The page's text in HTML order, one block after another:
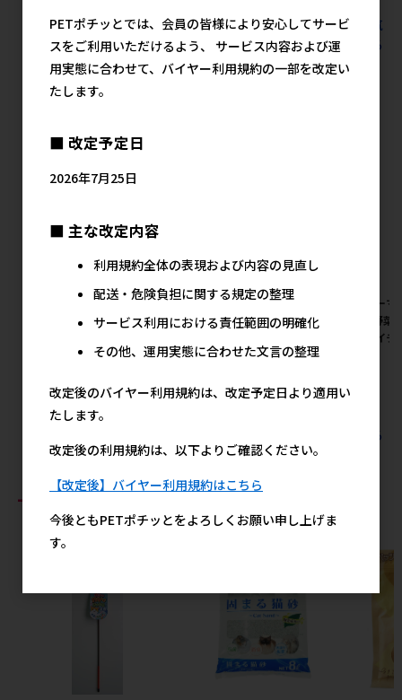
すべての猫用フード スタンダードドライ･半生 1Kg未満の人気
商品を見る
ドギーマンハヤシの人気商品
[ドギーマンハヤシ]絹紗 カッ
トタイプ プレーン 300g
上げ前セール】
1,027円
[ドギーマンハヤシ]絹紗ビーフ
キューブ プレーン 300g
上げ前セール】
1,027円
[ドギー
ーブ 野
袋)【イ
すべてのドギーマンハヤシの人気商品を見る
おすすめ商品
PETポチッとでは、会員の皆様により安心してサービ
スをご利用いただけるよう、 サービス内容および運
用実態に合わせて、バイヤー利用規約の一部を改定い
たします。
■ 改定予定日
2026年7月25日
■ 主な改定内容
利用規約全体の表現および内容の見直し
配送・危険負担に関する規定の整理
サービス利用における責任範囲の明確化
その他、運用実態に合わせた文言の整理
改定後のバイヤー利用規約は、改定予定日より適用い
たします。
改定後の利用規約は、以下よりご確認ください。
【改定後】バイヤー利用規約はこちら
今後ともPETポチッとをよろしくお願い申し上げま
す。